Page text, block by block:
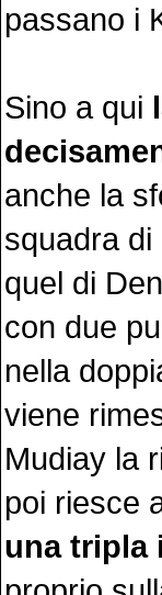
passano i
Sino a qui
anche la
squadra
quel di
con due
nella
viene
Mudiay la
poi riesce
una tripla